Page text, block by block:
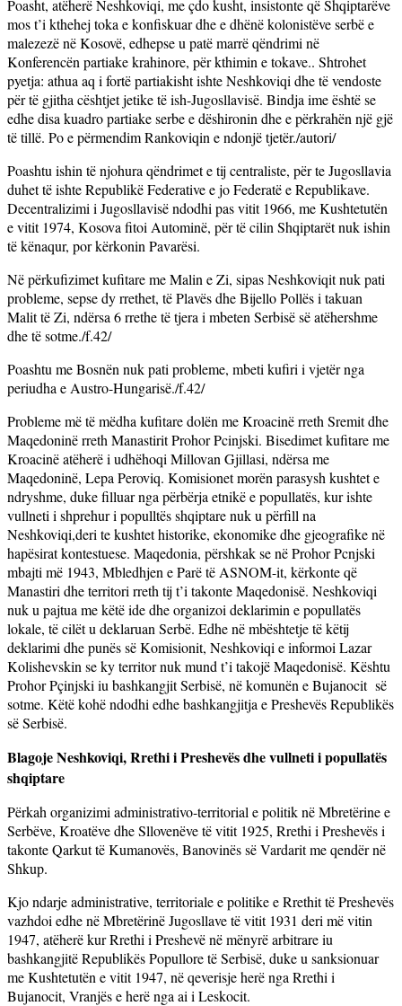
Poasht, atëherë Neshkoviqi, me çdo kusht, insistonte që Shqiptarëve
mos t’i kthehej toka e konfiskuar dhe e dhënë kolonistëve serbë e
malezezë në Kosovë, edhepse u patë marrë qëndrimi në
Konferencën partiake krahinore, për kthimin e tokave.. Shtrohet
pyetja: athua aq i fortë partiakisht ishte Neshkoviqi dhe të vendoste
për të gjitha cështjet jetike të ish-Jugosllavisë. Bindja ime është se
edhe disa kuadro partiake serbe e dëshironin dhe e përkrahën një gjë
të tillë. Po e përmendim Rankoviqin e ndonjë tjetër./autori/
Poashtu ishin të njohura qëndrimet e tij centraliste, për te Jugosllavia
duhet të ishte Republikë Federative e jo Federatë e Republikave.
Decentralizimi i Jugosllavisë ndodhi pas vitit 1966, me Kushtetutën
e vitit 1974, Kosova fitoi Autominë, për të cilin Shqiptarët nuk ishin
të kënaqur, por kërkonin Pavarësi.
Në përkufizimet kufitare me Malin e Zi, sipas Neshkoviqit nuk pati
probleme, sepse dy rrethet, të Plavës dhe Bijello Pollës i takuan
Malit të Zi, ndërsa 6 rrethe të tjera i mbeten Serbisë së atëhershme
dhe të sotme./f.42/
Poashtu me Bosnën nuk pati probleme, mbeti kufiri i vjetër nga
periudha e Austro-Hungarisë./f.42/
Probleme më të mëdha kufitare dolën me Kroacinë rreth Sremit dhe
Maqedoninë rreth Manastirit Prohor Pcinjski. Bisedimet kufitare me
Kroacinë atëherë i udhëhoqi Millovan Gjillasi, ndërsa me
Maqedoninë, Lepa Peroviq. Komisionet morën parasysh kushtet e
ndryshme, duke filluar nga përbërja etnikë e popullatës, kur ishte
vullneti i shprehur i populltës shqiptare nuk u përfill na
Neshkoviqi,deri te kushtet historike, ekonomike dhe gjeografike në
hapësirat kontestuese. Maqedonia, përshkak se në Prohor Pcnjski
mbajti më 1943, Mbledhjen e Parë të ASNOM-it, kërkonte që
Manastiri dhe territori rreth tij t’i takonte Maqedonisë. Neshkoviqi
nuk u pajtua me këtë ide dhe organizoi deklarimin e popullatës
lokale, të cilët u deklaruan Serbë. Edhe në mbështetje të këtij
deklarimi dhe punës së Komisionit, Neshkoviqi e informoi Lazar
Kolishevskin se ky territor nuk mund t’i takojë Maqedonisë. Kështu
Prohor Pçinjski iu bashkangjit Serbisë, në komunën e Bujanocit së
sotme. Këtë kohë ndodhi edhe bashkangjitja e Preshevës Republikës
së Serbisë.
Blagoje Neshkoviqi, Rrethi i Preshevës dhe vullneti i popullatës
shqiptare
Përkah organizimi administrativo-territorial e politik në Mbretërine e
Serbëve, Kroatëve dhe Sllovenëve të vitit 1925, Rrethi i Preshevës i
takonte Qarkut të Kumanovës, Banovinës së Vardarit me qendër në
Shkup.
Kjo ndarje administrative, territoriale e politike e Rrethit të Preshevës
vazhdoi edhe në Mbretërinë Jugosllave të vitit 1931 deri më vitin
1947, atëherë kur Rrethi i Preshevë në mënyrë arbitrare iu
bashkangjitë Republikës Popullore të Serbisë, duke u sanksionuar
me Kushtetutën e vitit 1947, në qeverisje herë nga Rrethi i
Bujanocit, Vranjës e herë nga ai i Leskocit.